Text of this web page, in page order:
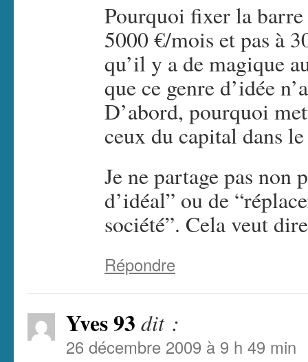
Pourquoi fixer la
5000 €/mois et pas à
qu’il y a de magique
que ce genre d’idée
D’abord, pourquoi
ceux du capital dans
Je ne partage pas non
d’idéal” ou de
société”. Cela veut
Répondre
Yves 93 dit :
26 décembre 2009 à 9 h 49 min